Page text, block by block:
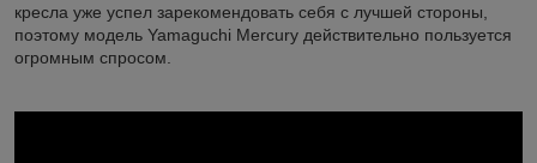
кресла уже успел зарекомендовать себя с лучшей стороны,
поэтому модель Yamaguchi Mercury действительно пользуется
огромным спросом.